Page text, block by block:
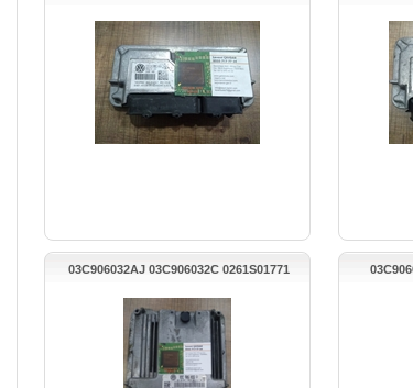
03C906032AJ 03C906032C 0261S01771